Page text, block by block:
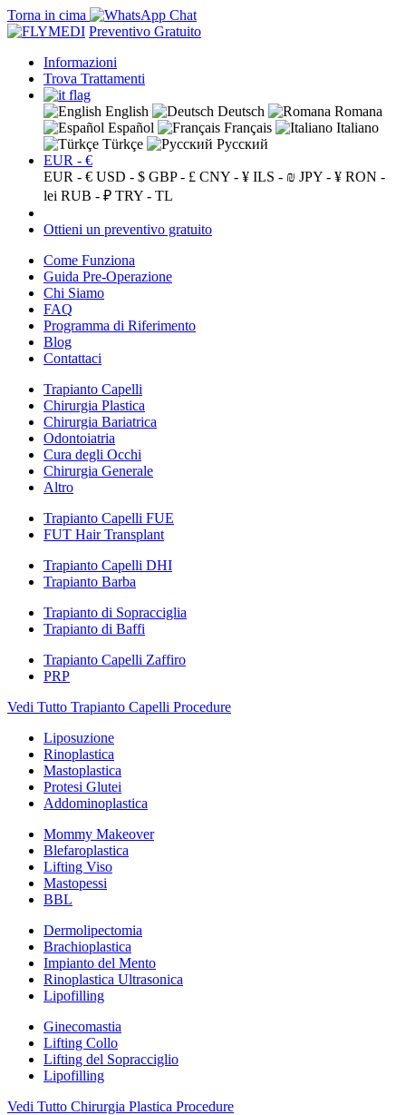
Torna in cima
Preventivo Gratuito
Informazioni
Trova Trattamenti
English Deutsch
Romana
Español
Français
Italiano
Türkçe
Русский
EUR - €
EUR - € USD - $ GBP - £ CNY - ¥ ILS - ₪ JPY - ¥ RON -
lei RUB - ₽ TRY - TL
Ottieni un preventivo gratuito
Come Funziona
Guida Pre-Operazione
Chi Siamo
FAQ
Programma di Riferimento
Blog
Contattaci
Trapianto Capelli
Chirurgia Plastica
Chirurgia Bariatrica
Odontoiatria
Cura degli Occhi
Chirurgia Generale
Altro
Trapianto Capelli FUE
FUT Hair Transplant
Trapianto Capelli DHI
Trapianto Barba
Trapianto di Sopracciglia
Trapianto di Baffi
Trapianto Capelli Zaffiro
PRP
Vedi Tutto Trapianto Capelli Procedure
Liposuzione
Rinoplastica
Mastoplastica
Protesi Glutei
Addominoplastica
Mommy Makeover
Blefaroplastica
Lifting Viso
Mastopessi
BBL
Dermolipectomia
Brachioplastica
Impianto del Mento
Rinoplastica Ultrasonica
Lipofilling
Ginecomastia
Lifting Collo
Lifting del Sopracciglio
Lipofilling
Vedi Tutto Chirurgia Plastica Procedure